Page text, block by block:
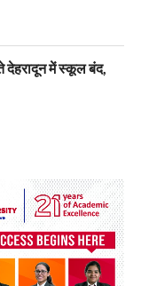
देहरादून में स्कूल बंद,